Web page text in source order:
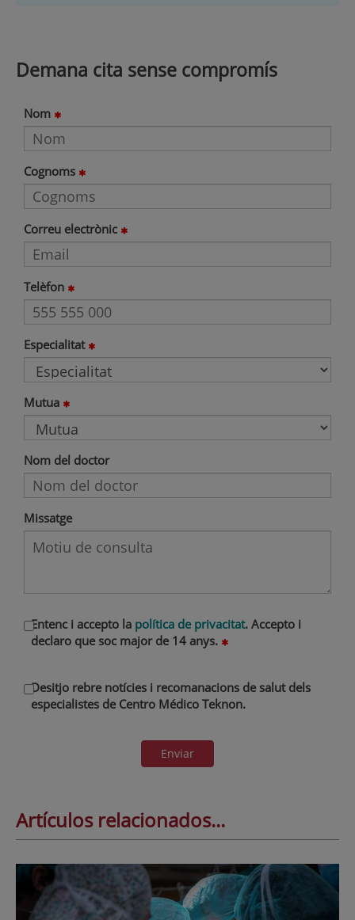
Demana cita sense compromís
Nom
Cognoms
Correu electrònic
Telèfon
Especialitat
Mutua
Nom del doctor
Missatge
Entenc i accepto la política de privacitat. Accepto i
declaro que soc major de 14 anys.
Desitjo rebre notícies i recomanacions de salut dels
especialistes de Centro Médico Teknon.
Enviar
Artículos relacionados...